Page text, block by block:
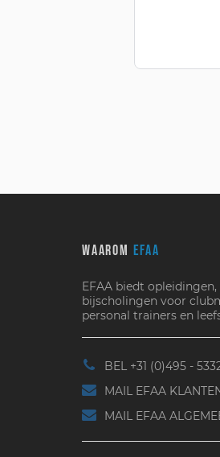
WAAROM EFAA
EFAA biedt
bijscholingen voor
personal trainers en
BEL +31 (0)495 -
MAIL EFAA
MAIL EFAA